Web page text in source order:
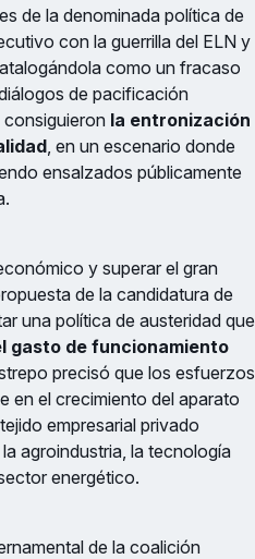
de la denominada política de
con la guerrilla del ELN y
como un fracaso
de pacificación
la entronización
, en un escenario donde
ensalzados públicamente
y superar el gran
de la candidatura de
una política de austeridad que
gasto de funcionamiento
precisó que los esfuerzos
en el crecimiento del aparato
empresarial privado
agroindustria, la tecnología
energético.
de la coalición